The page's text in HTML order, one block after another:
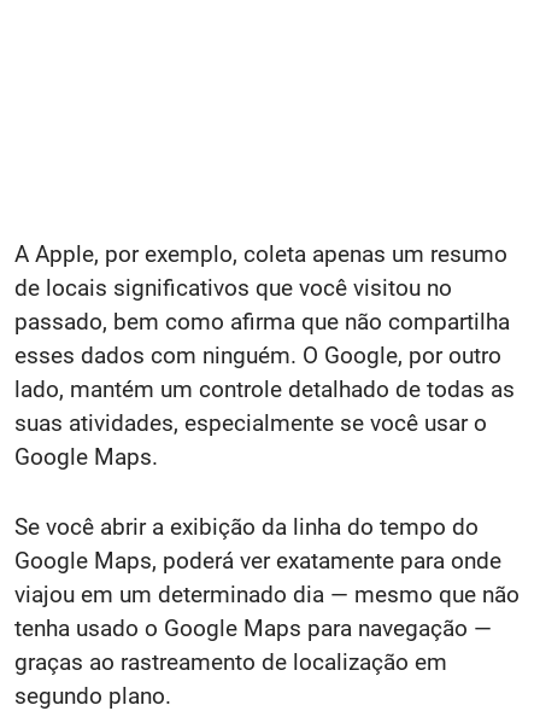
A Apple, por exemplo, coleta apenas um resumo
de locais significativos que você visitou no
passado, bem como afirma que não compartilha
esses dados com ninguém. O Google, por outro
lado, mantém um controle detalhado de todas as
suas atividades, especialmente se você usar o
Google Maps.
Se você abrir a exibição da linha do tempo do
Google Maps, poderá ver exatamente para onde
viajou em um determinado dia — mesmo que não
tenha usado o Google Maps para navegação —
graças ao rastreamento de localização em
segundo plano.